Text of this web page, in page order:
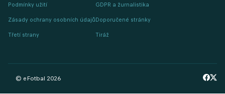
Podmínky užití
Zásady ochrany osobních údajů
Třetí strany
GDPR a žurnalistika
Doporučené stránky
Tiráž
© eFotbal 2026